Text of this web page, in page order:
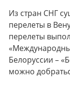
Из стран СНГ
перелеты в
перелеты
Белоруссии –
можно